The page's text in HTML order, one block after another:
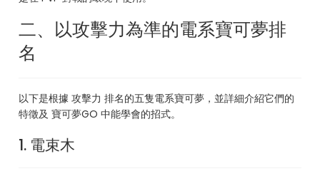
二、以攻擊力為準的電系寶可夢排
名
以下是根據 攻擊力 排名的五隻電系寶可夢，並詳細介紹它們的
特徵及 寶可夢GO 中能學會的招式。
1. 電束木